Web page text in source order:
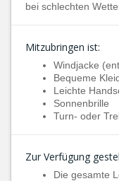
bei schlechten
Mitzubringen ist:
Windjacke
Bequeme
Leichte
Sonnenbrille
Turn- oder
Zur Verfügung
Die gesamte